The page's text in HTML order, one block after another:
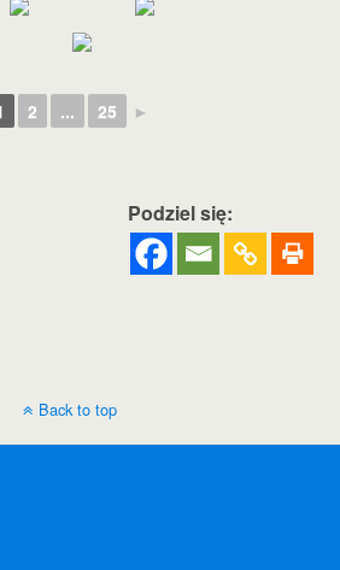
2 ... 25 ►
Podziel się:
Back to top